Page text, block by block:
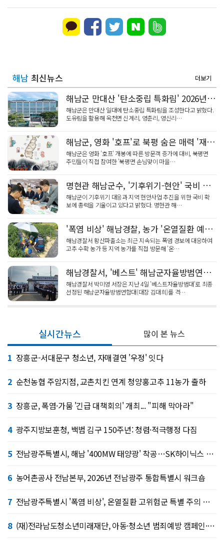
해남 최신뉴스 더보기
해남군 만대산 '탄소중립 특화림' 2026년까지 조성
해남군은 만대산 일대에 탄소중립 특화림을 조성한다고 밝혔다.
도유림을 활용해 옥천면 신계리, 영춘리, 영신리…
해남군, 영화 '호프'로 북평 숨은 매력 '재발견'
해남군은 영화 '호프' 개봉에 따른 방문객 증가에 대비, 북평면
주민들이 직접 참여한 '북평면 손님맞이 마을…
명현관 해남군수, '기후위기-현안' 국비 총력… "미래 핵심"
해남군이 기후위기 대응과 지역 현안사업 추진을 위한 국비 확
보에 총력을 기울이고 있다고 밝혔다. 명현관 해…
'폭염 비상' 해남경찰, 농가 '온열질환 예방' 순찰 강화
해남경찰서 황산파출소는 최근 지속되는 폭염 경보에 대응하여
고추 수확 농가 등 지역 농가를 직접 방문해 '온…
해남경찰서, '베스트' 해남군자율방범연합대 인증패 수여
해남경찰서 박미영 서장은 지난 4일 '베스트자율방범대'로 최종
선정된 해남군자율방범연합대(대장 김대희)를 격…
실시간뉴스
1 장흥군-서대문구 청소년, 자매결연 '우정' 잇다
2 순천농협 주암지점, 교촌치킨 연계 청양홍고추 11농가 출하
3 장흥군, 폭염·가뭄 '긴급 대책회의' 개최... "피해 막아라"
4 광주지방보훈청, 백범 김구 150주년: 청렴·적극행정 다짐
5 전남광주특별시, 해남 '400MW 태양광' 착공…SK하이닉스 공급
6 농어촌공사 전남본부, 2026년 전남광주 통합특별시 워크숍
7 전남광주특별시 '폭염 비상', 온열질환 고위험군 특별 주의 당부
8 (재)전라남도청소년미래재단, 아동·청소년 범죄예방 캠페인·연합 아웃리치
많이 본 뉴스